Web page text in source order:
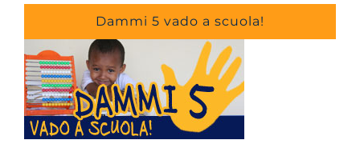
Dammi 5 vado a scuola!